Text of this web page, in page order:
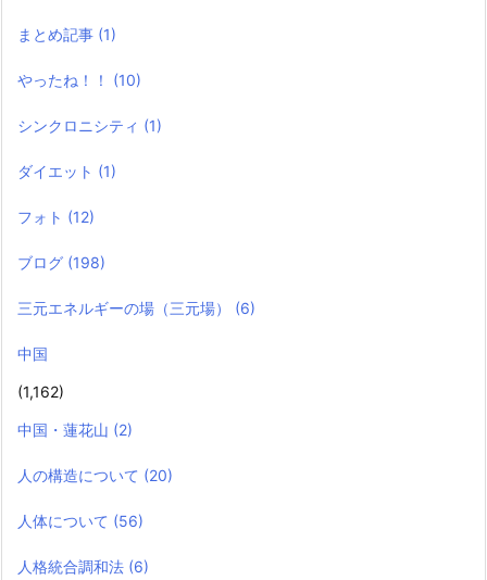
まとめ記事 (1)
やったね！！ (10)
シンクロニシティ (1)
ダイエット (1)
フォト (12)
ブログ (198)
三元エネルギーの場（三元場） (6)
中国
(1,162)
中国・蓮花山 (2)
人の構造について (20)
人体について (56)
人格統合調和法 (6)